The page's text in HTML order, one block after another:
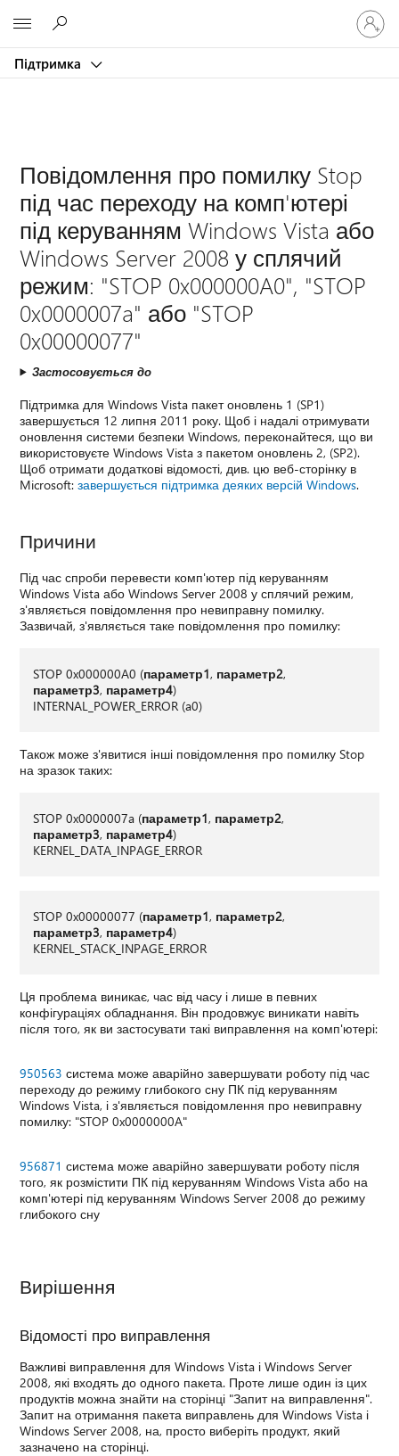
Підтримка
Увійдіть
свій
запис
Повідомлення про помилку Stop
під час переходу на комп'ютері
під керуванням Windows Vista або
Windows Server 2008 у сплячий
режим: "STOP 0x000000A0", "STOP
0x0000007a" або "STOP
0x00000077"
Застосовується до
Підтримка для Windows Vista пакет оновлень 1 (SP1)
завершується 12 липня 2011 року. Щоб і надалі отримувати
оновлення системи безпеки Windows, переконайтеся, що ви
використовуєте Windows Vista з пакетом оновлень 2, (SP2).
Щоб отримати додаткові відомості, див. цю веб-сторінку в
Microsoft:завершується підтримка деяких версій Windows.
Причини
Під час спроби перевести комп'ютер під керуванням
Windows Vista або Windows Server 2008 у сплячий режим,
з'являється повідомлення про невиправну помилку.
Зазвичай, з'являється таке повідомлення про помилку:
STOP 0x000000A0 (параметр1, параметр2,
параметр3, параметр4)
INTERNAL_POWER_ERROR (a0)
Також може з'явитися інші повідомлення про помилку Stop
на зразок таких:
STOP 0x0000007a (параметр1, параметр2,
параметр3, параметр4)
KERNEL_DATA_INPAGE_ERROR
STOP 0x00000077 (параметр1, параметр2,
параметр3, параметр4)
KERNEL_STACK_INPAGE_ERROR
Ця проблема виникає, час від часу і лише в певних
конфігураціях обладнання. Він продовжує виникати навіть
після того, як ви застосувати такі виправлення на комп'ютері:
950563 система може аварійно завершувати роботу під час
переходу до режиму глибокого сну ПК під керуванням
Windows Vista, і з'являється повідомлення про невиправну
помилку: "STOP 0x0000000A"
956871 система може аварійно завершувати роботу після
того, як розмістити ПК під керуванням Windows Vista або на
комп'ютері під керуванням Windows Server 2008 до режиму
глибокого сну
Вирішення
Відомості про виправлення
Важливі виправлення для Windows Vista і Windows Server
2008, які входять до одного пакета. Проте лише один із цих
продуктів можна знайти на сторінці "Запит на виправлення".
Запит на отримання пакета виправлень для Windows Vista і
Windows Server 2008, на, просто виберіть продукт, який
зазначено на сторінці.